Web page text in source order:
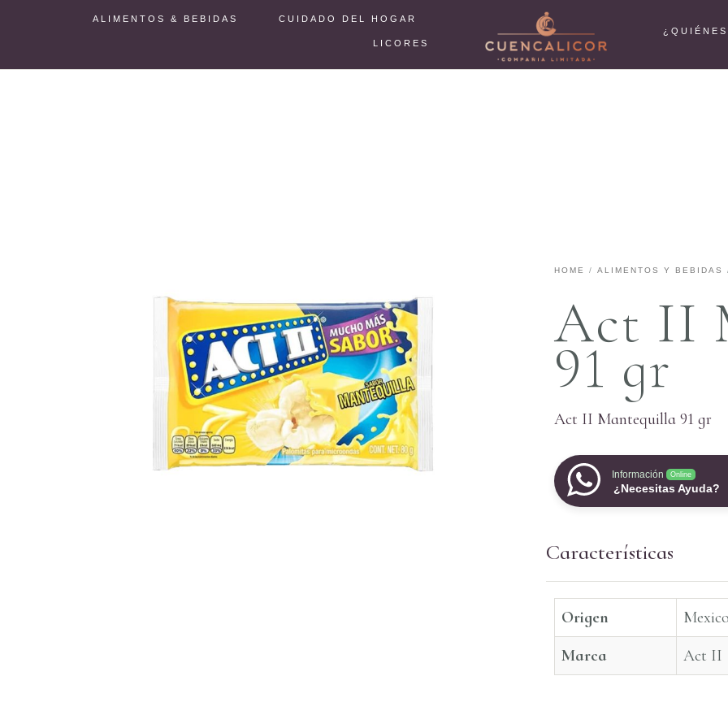
ALIMENTOS & BEBIDAS CUIDADO DEL HOGAR
LICORES
HOME / ALIMENTOS Y BEBIDAS
Act II
91 gr
Act II Mantequilla 91 gr
Información Online
¿Necesitas Ayuda?
Características
Origen
Marca
Act II